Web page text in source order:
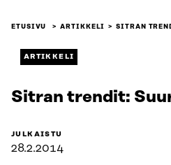
ETUSIVU ARTIKKELI SITRAN
ARTIKKELI
Sitran trendit:
JULKAISTU
28.2.2014